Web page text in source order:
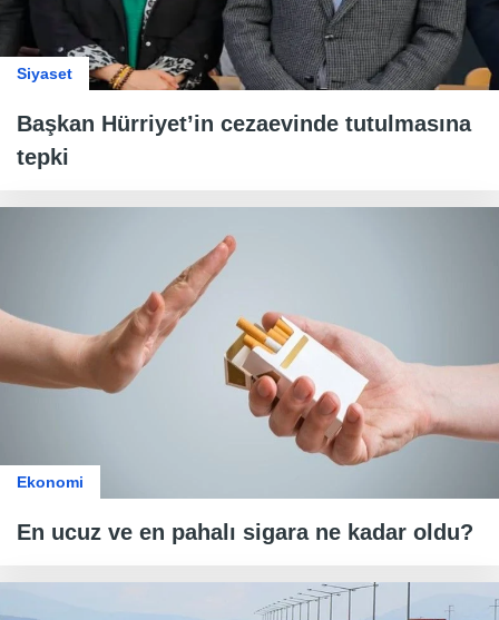
Siyaset
Başkan Hürriyet’in cezaevinde tutulmasına
tepki
Ekonomi
En ucuz ve en pahalı sigara ne kadar oldu?